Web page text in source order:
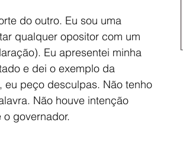
do outro. Eu sou uma
qualquer opositor com um
Eu apresentei minha
e dei o exemplo da
eu peço desculpas. Não tenho
Não houve intenção
governador.